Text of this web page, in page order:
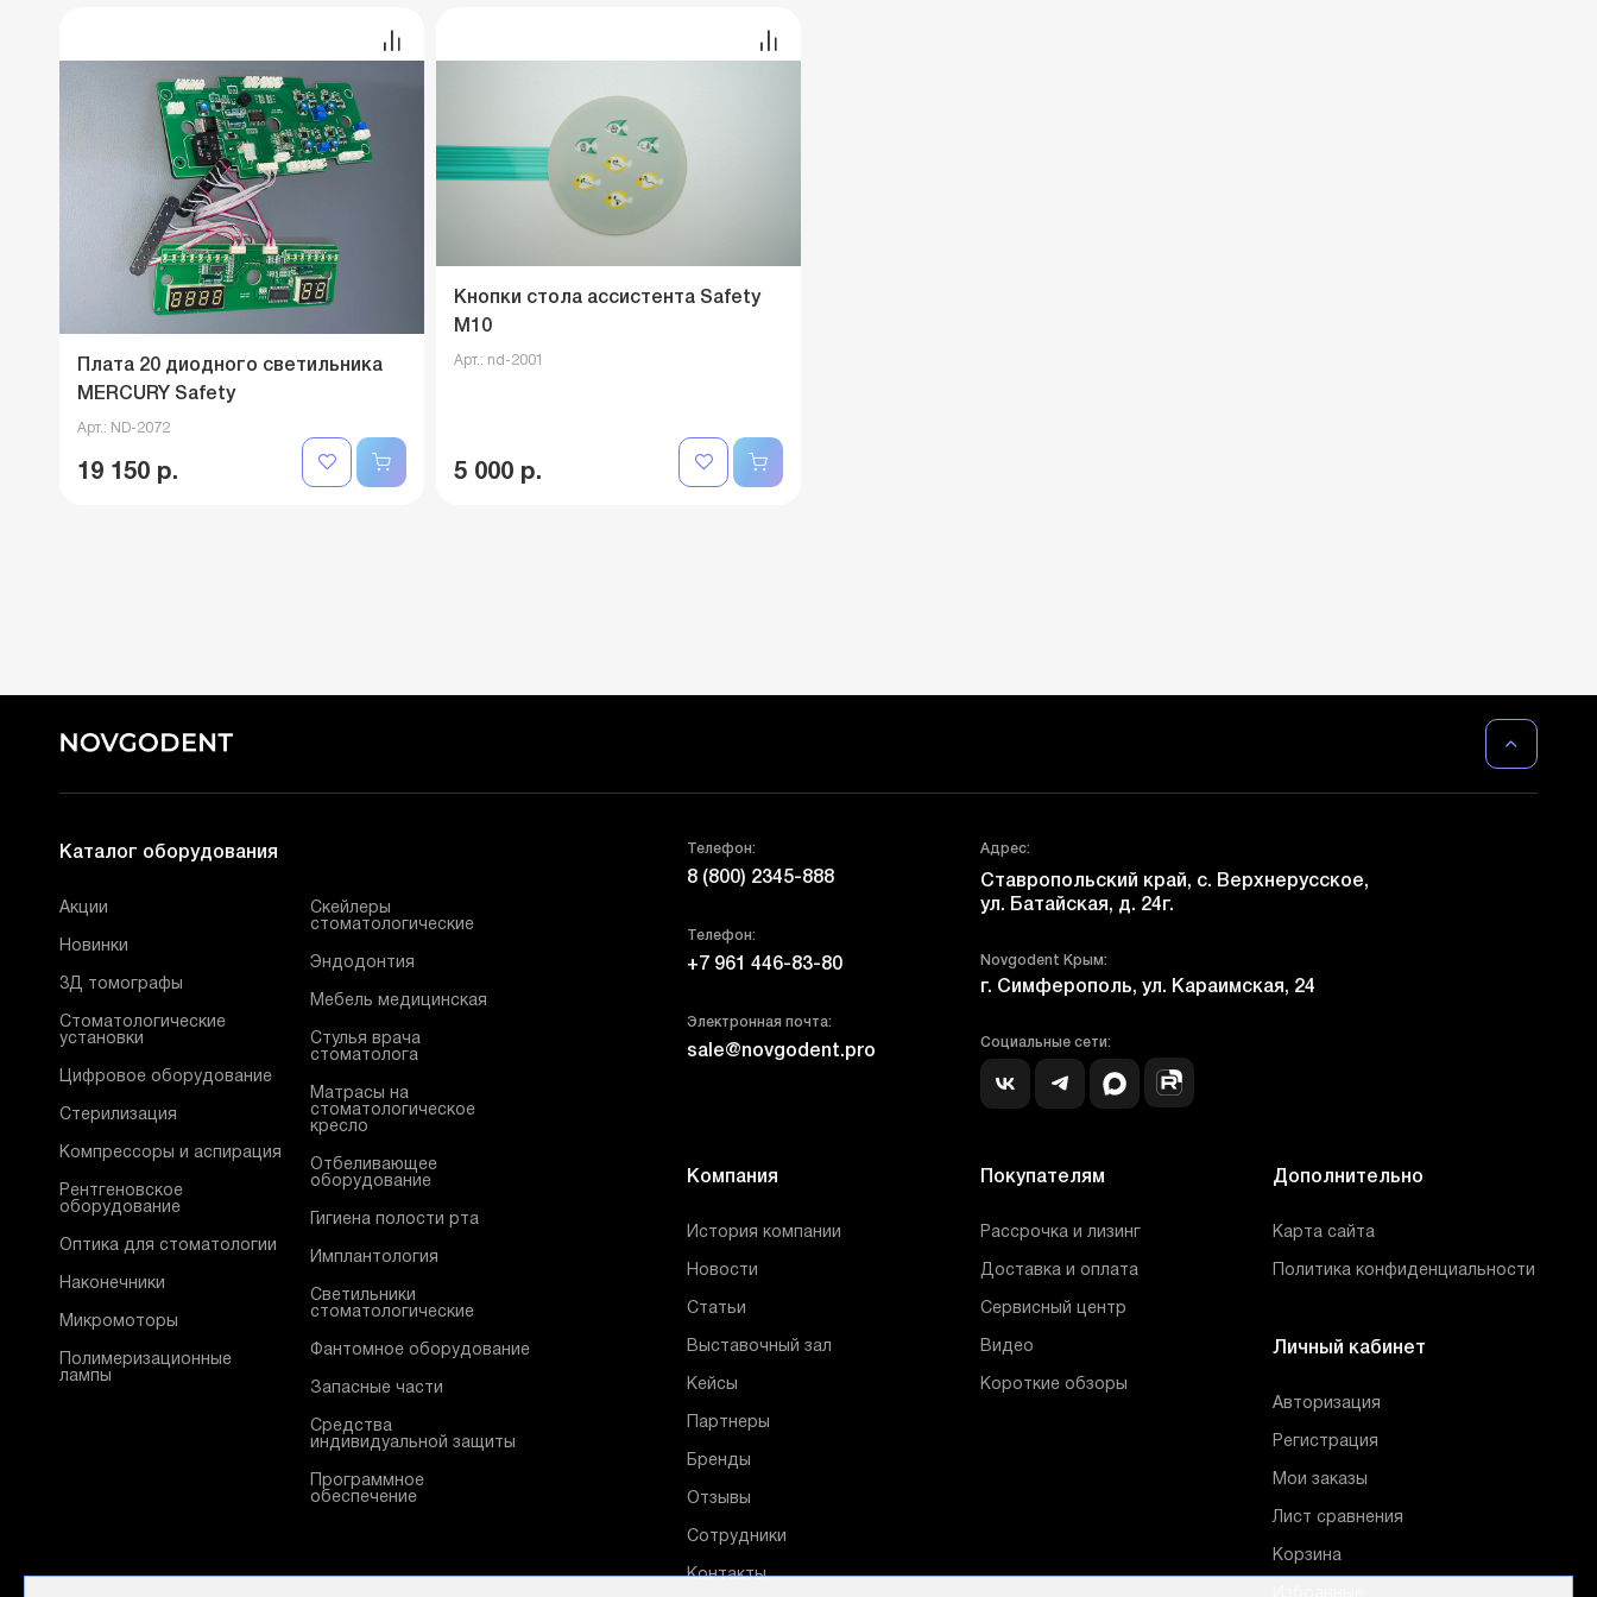
Плата 20 диодного светильника
MERCURY Safety
Арт.: ND-2072
19 150 р.
Кнопки стола ассистента Safety
M10
Арт.: nd-2001
5 000 р.
Телефон:
8 (800) 2345-888
Телефон:
+7 961 446-83-80
Электронная почта:
sale@novgodent.pro
Адрес:
Ставропольский край, с. Верхнерусское,
ул. Батайская, д. 24г.
Novgodent Крым:
г. Симферополь, ул. Караимская, 24
Социальные сети:
Компания
История компании
Новости
Статьи
Выставочный зал
Кейсы
Партнеры
Бренды
Отзывы
Сотрудники
Контакты
Покупателям
Рассрочка и лизинг
Доставка и оплата
Сервисный центр
Видео
Короткие обзоры
Дополнительно
Карта сайта
Политика конфиденциальности
Личный кабинет
Авторизация
Регистрация
Мои заказы
Лист сравнения
Корзина
Каталог оборудования
Акции
Новинки
3Д томографы
Стоматологические
установки
Цифровое оборудование
Стерилизация
Компрессоры и аспирация
Рентгеновское
оборудование
Оптика для стоматологии
Наконечники
Микромоторы
Полимеризационные
лампы
Скейлеры
стоматологические
Эндодонтия
Мебель медицинская
Стулья врача
стоматолога
Матрасы на
стоматологическое
кресло
Отбеливающее
оборудование
Гигиена полости рта
Имплантология
Светильники
стоматологические
Фантомное оборудование
Запасные части
Средства
индивидуальной защиты
Программное
обеспечение